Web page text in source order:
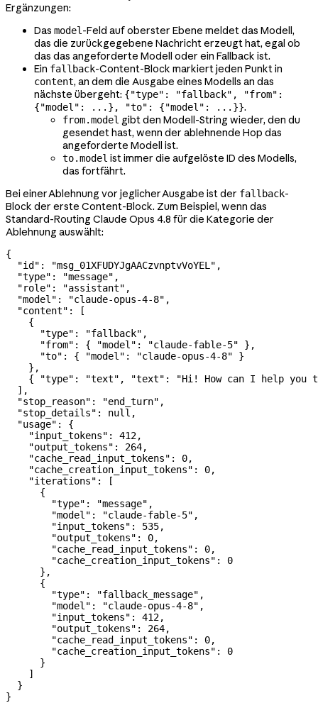
Ergänzungen:
Das model -Feld auf oberster Ebene meldet das Modell,
das die zurückgegebene Nachricht erzeugt hat, egal ob
das das angeforderte Modell oder ein Fallback ist.
Ein fallback-Content-Block markiert jeden Punkt in
content, an dem die Ausgabe eines Modells an das
nächste übergeht: {"type": "fallback", "from":
{"model": ...}, "to": {"model": ...}}.
from.model gibt den Modell-String wieder, den du
gesendet hast, wenn der ablehnende Hop das
angeforderte Modell ist.
to.model ist immer die aufgelöste ID des Modells,
das fortfährt.
Bei einer Ablehnung vor jeglicher Ausgabe ist der fallback-
Block der erste Content-Block. Zum Beispiel, wenn das
Standard-Routing Claude Opus 4.8 für die Kategorie der
Ablehnung auswählt:
{
  "id"
: "msg_01XFUDYJgAACzvnptvVoYEL" ,
  "type"
: "message" ,
  "role"
: "assistant" ,
  "model"
: "claude-opus-4-8" ,
  "content"
: [
    {
      "type"
: "fallback" ,
      "from"
: { "model" : "claude-fable-5" },
      "to"
: { "model" : "claude-opus-4-8" }
    },
    {
"type" : "text" , "text" :
"Hi! How can I help you
  ],
  "stop_reason"
: "end_turn" ,
  "stop_details"
: null ,
  "usage"
: {
    "input_tokens"
: 412,
    "output_tokens"
: 264,
    "cache_read_input_tokens"
: 0,
    "cache_creation_input_tokens"
: 0,
    "iterations"
: [
      {
        "type"
: "message" ,
        "model"
: "claude-fable-5" ,
        "input_tokens"
: 535,
        "output_tokens"
: 0,
        "cache_read_input_tokens"
: 0,
        "cache_creation_input_tokens"
: 0
      },
      {
        "type"
: "fallback_message" ,
        "model"
: "claude-opus-4-8" ,
        "input_tokens"
: 412,
        "output_tokens"
: 264,
        "cache_read_input_tokens"
: 0,
        "cache_creation_input_tokens"
: 0
      }
    ]
  }
}